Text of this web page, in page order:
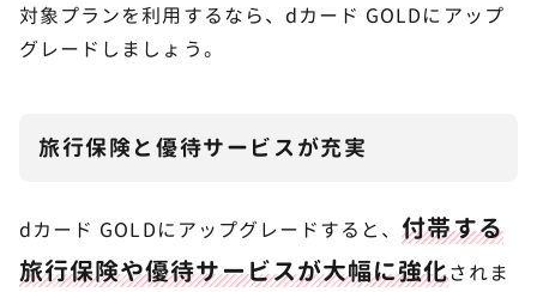
対象プランを利用するなら、dカード GOLDにアップ
グレードしましょう。
旅行保険と優待サービスが充実
dカード GOLDにアップグレードすると、付帯する
旅行保険や優待サービスが大幅に強化されま